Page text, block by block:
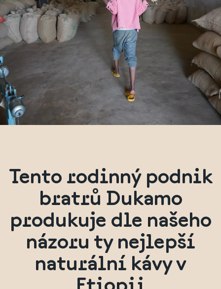
Tento rodinný podnik
bratrů Dukamo
produkuje dle našeho
názoru ty nejlepší
naturální kávy v
Etiopii